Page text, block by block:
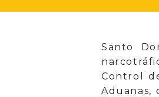
Santo
Control
Aduanas,